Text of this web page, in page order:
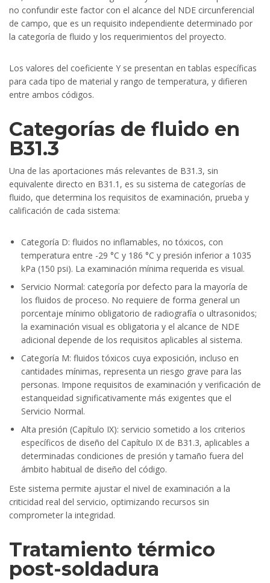
no confundir este factor con el alcance del NDE circunferencial
de campo, que es un requisito independiente determinado por
la categoría de fluido y los requerimientos del proyecto.
Los valores del coeficiente Y se presentan en tablas específicas
para cada tipo de material y rango de temperatura, y difieren
entre ambos códigos.
Categorías de fluido en
B31.3
Una de las aportaciones más relevantes de B31.3, sin
equivalente directo en B31.1, es su sistema de categorías de
fluido, que determina los requisitos de examinación, prueba y
calificación de cada sistema:
Categoría D: fluidos no inflamables, no tóxicos, con
temperatura entre -29 °C y 186 °C y presión inferior a 1035
kPa (150 psi). La examinación mínima requerida es visual.
Servicio Normal: categoría por defecto para la mayoría de
los fluidos de proceso. No requiere de forma general un
porcentaje mínimo obligatorio de radiografía o ultrasonidos;
la examinación visual es obligatoria y el alcance de NDE
adicional depende de los requisitos aplicables al sistema.
Categoría M: fluidos tóxicos cuya exposición, incluso en
cantidades mínimas, representa un riesgo grave para las
personas. Impone requisitos de examinación y verificación de
estanqueidad significativamente más exigentes que el
Servicio Normal.
Alta presión (Capítulo IX): servicio sometido a los criterios
específicos de diseño del Capítulo IX de B31.3, aplicables a
determinadas condiciones de presión y tamaño fuera del
ámbito habitual de diseño del código.
Este sistema permite ajustar el nivel de examinación a la
criticidad real del servicio, optimizando recursos sin
comprometer la integridad.
Tratamiento térmico
post-soldadura